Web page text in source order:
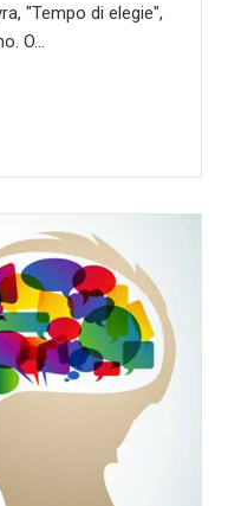
"Tempo di elegie",
O…